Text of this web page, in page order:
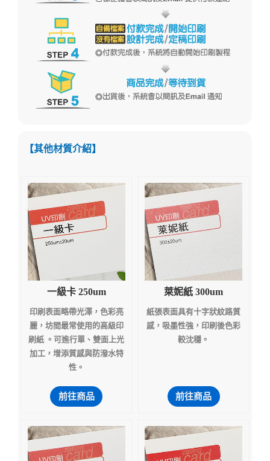
【其他材質介紹】
一級卡 250um
印刷表面略帶光澤，色彩亮
麗，坊間最常使用的高級印
刷紙 。可進行單、雙面上光
加工，增添質感與防潑水特
性。
前往商品
萊妮紙 300um
紙張表面具有十字狀紋路質
感，吸墨性強，印刷後色彩
較沈穩。
前往商品